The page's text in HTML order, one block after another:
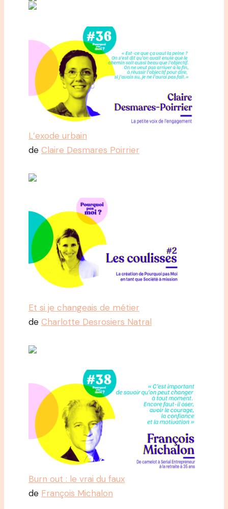
L’exode urbain
de Claire Desmares Poirrier
Et si je changeais de métier
de Charlotte Desrosiers Natral
Burn out : le vrai du faux
de François Michalon